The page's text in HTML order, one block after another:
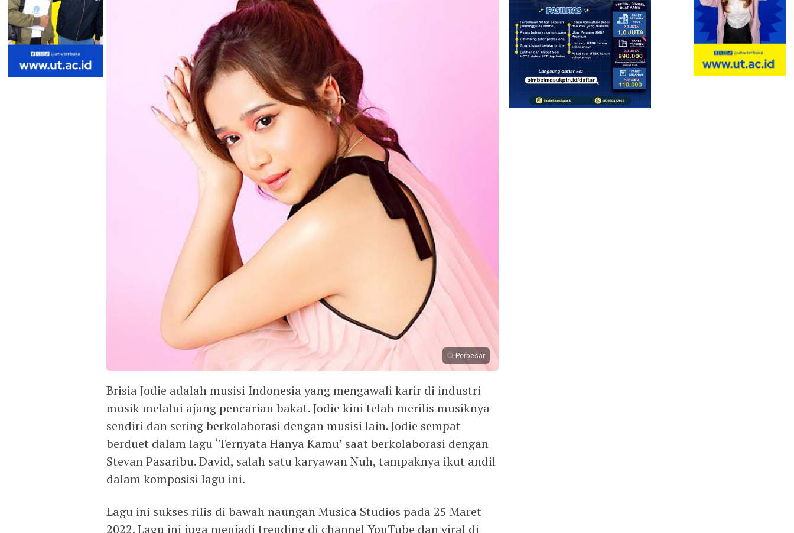
Perbesar
Brisia Jodie adalah musisi Indonesia yang mengawali karir di industri
musik melalui ajang pencarian bakat. Jodie kini telah merilis musiknya
sendiri dan sering berkolaborasi dengan musisi lain. Jodie sempat
berduet dalam lagu ‘Ternyata Hanya Kamu’ saat berkolaborasi dengan
Stevan Pasaribu. David, salah satu karyawan Nuh, tampaknya ikut andil
dalam komposisi lagu ini.
Lagu ini sukses rilis di bawah naungan Musica Studios pada 25 Maret
2022. Lagu ini juga menjadi trending di channel YouTube dan viral di